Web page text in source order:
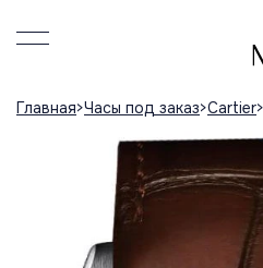
Главная Часы под заказ Cartier